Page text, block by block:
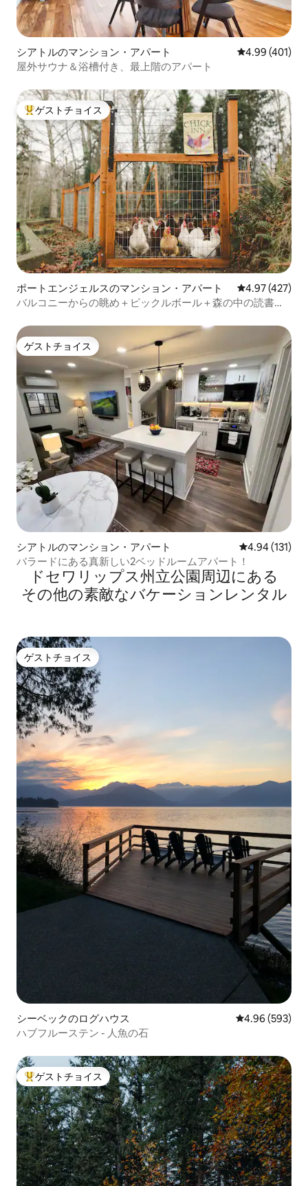
シアトルのマンション・アパート レビュー401
4.99 (401)
屋外サウナ＆浴槽付き、最上階のアパート
大好評のゲストチョイスです。
ゲストチョイス
ポートエンジェルスのマンション・アパート レビュー427
4.97 (427)
バルコニーからの眺め＋ピックルボール＋森の中の読書コ
ゲストチョイス
ゲストチョイス
シアトルのマンション・アパート レビュー131
4.94 (131)
バラードにある真新しい2ベッドルームアパート！
ドセワリップス州立公園⁠周⁠辺⁠に⁠あ⁠る
そ⁠の⁠他⁠の素⁠敵⁠なバ⁠ケ⁠ー⁠シ⁠ョ⁠ン⁠レ⁠ン⁠タ⁠ル
ゲストチョイス
ゲストチョイス
シーベックのログハウス レビュー593
4.96 (593)
ハブフルーステン - 人魚の石
大好評のゲストチョイスです。
ゲストチョイス